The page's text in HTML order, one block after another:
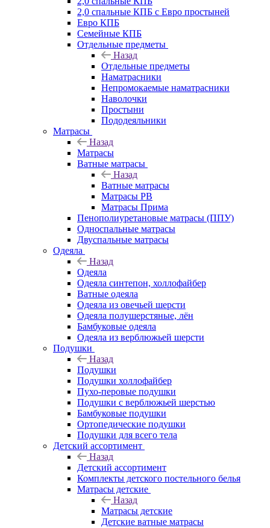
2,0 спальные КПБ с Евро простыней
Евро КПБ
Семейные КПБ
Отдельные предметы
Назад
Отдельные предметы
Наматрасники
Непромокаемые наматрасники
Наволочки
Простыни
Пододеяльники
Матрасы
Назад
Матрасы
Ватные матрасы
Назад
Ватные матрасы
Матрасы РВ
Матрасы Прима
Пенополиуретановые матрасы (ППУ)
Односпальные матрасы
Двуспальные матрасы
Одеяла
Назад
Одеяла
Одеяла синтепон, холлофайбер
Ватные одеяла
Одеяла из овечьей шерсти
Одеяла полушерстяные, лён
Бамбуковые одеяла
Одеяла из верблюжьей шерсти
Подушки
Назад
Подушки
Подушки холлофайбер
Пухо-перовые подушки
Подушки с верблюжьей шерстью
Бамбуковые подушки
Ортопедические подушки
Подушки для всего тела
Детский ассортимент
Назад
Детский ассортимент
Комплекты детского постельного белья
Матрасы детские
Назад
Матрасы детские
Детские ватные матрасы